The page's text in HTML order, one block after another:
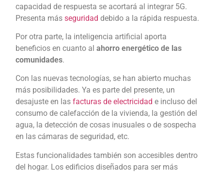
capacidad de respuesta se acortará al integrar 5G.
Presenta más seguridad debido a la rápida respuesta.
Por otra parte, la inteligencia artificial aporta
beneficios en cuanto al ahorro energético de las
comunidades.
Con las nuevas tecnologías, se han abierto muchas
más posibilidades. Ya es parte del presente, un
desajuste en las facturas de electricidad e incluso del
consumo de calefacción de la vivienda, la gestión del
agua, la detección de cosas inusuales o de sospecha
en las cámaras de seguridad, etc.
Estas funcionalidades también son accesibles dentro
del hogar. Los edificios diseñados para ser más